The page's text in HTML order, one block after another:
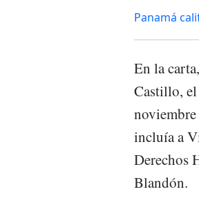
Panamá
En la
Castillo,
noviembre
incluía a
Derechos
Blandón.